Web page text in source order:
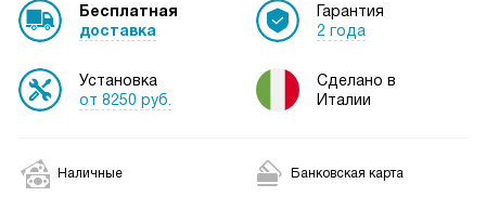
Бесплатная
доставка
Установка
от 8250 руб.
Гарантия
2 года
Сделано в
Италии
Наличные Банковская карта